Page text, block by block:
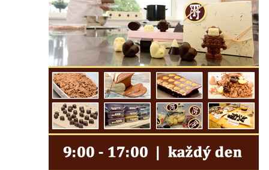
Pamětní deska Rumburské vzpoury na
Základní škole Tyršova v Rumburku
Socha Nepokořený v parku Rumburské
vzpoury v Rumburku
Pamětní deska obětem holokaustu u
židovského hřbitova v Kovanicích
Pamětní deska legionářům na Obecním
úřadě v Kovanicích
Kovanicích